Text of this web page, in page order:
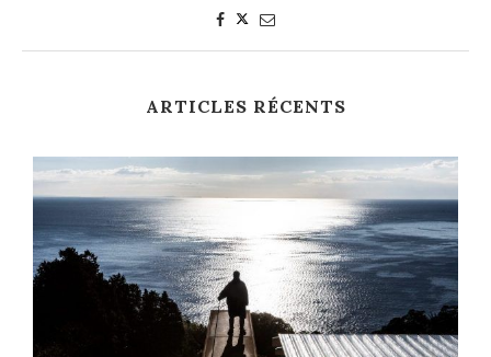
ARTICLES RÉCENTS